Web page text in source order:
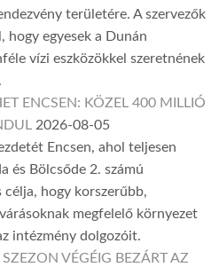
területére. A szervezők
egyesek a Dunán
vízi eszközökkel szeretnének
ENCSEN: KÖZEL 400 MILLIÓ
2026-08-05
Encsen, ahol teljesen
és Bölcsőde 2. számú
célja, hogy korszerűbb,
megfelelő környezet
intézmény dolgozóit.
VÉGÉIG BEZÁRT AZ